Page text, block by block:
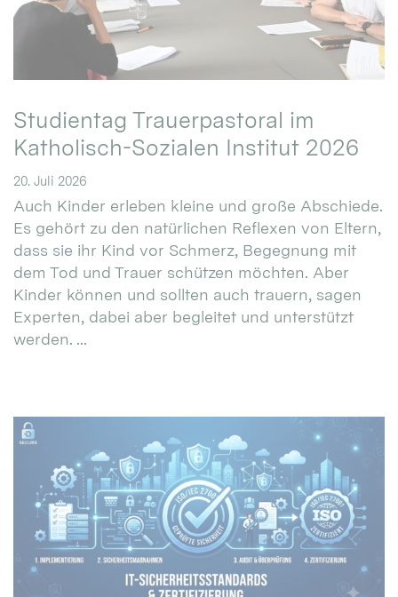
Studientag Trauerpastoral im
Katholisch-Sozialen Institut 2026
20. Juli 2026
Auch Kinder erleben kleine und große Abschiede.
Es gehört zu den natürlichen Reflexen von Eltern,
dass sie ihr Kind vor Schmerz, Begegnung mit
dem Tod und Trauer schützen möchten. Aber
Kinder können und sollten auch trauern, sagen
Experten, dabei aber begleitet und unterstützt
werden. ...